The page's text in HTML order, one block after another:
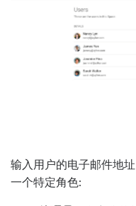
输入用户的电子邮件地
一个特定角色: